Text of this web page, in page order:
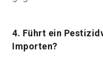
4. Führt ein
Importen?